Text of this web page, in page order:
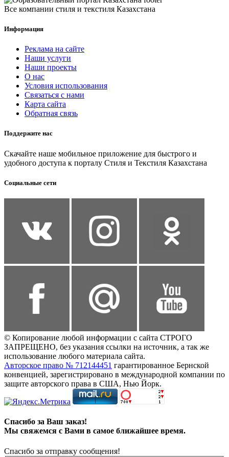
Все компании стиля и текстиля Казахстана
Информация
Реклама на сайте
Наши услуги
Наши проекты
О нас
Условия использования
Связаться с нами
Карта сайта
Обратная связь
Поддержите нас
Скачайте наше мобильное приложение для быстрого и
удобного доступа к порталу Стиля и Текстиля Казахстана
Социальные сети
© Копирование любой информации с сайта СТРОГО
ЗАПРЕЩЕНО, без указания ссылки на источник, а так же
использование любого материала сайта.
Авторское право № 712144451 гарантированное Бернской
конвенцией, зарегистрировано в международной компании по
защите авторского права в США, Нью Йорк.
Спасибо за Ваш заказ!
Мы свяжемся с Вами в самое ближайшее время.
Спасибо за отправку сообщения!